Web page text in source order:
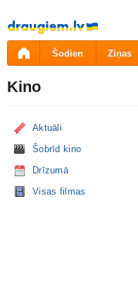
Pāriet
uz
saturu
Šodien Ziņas
Kino
Aktuāli
Šobrīd kino
Drīzumā
Visas filmas